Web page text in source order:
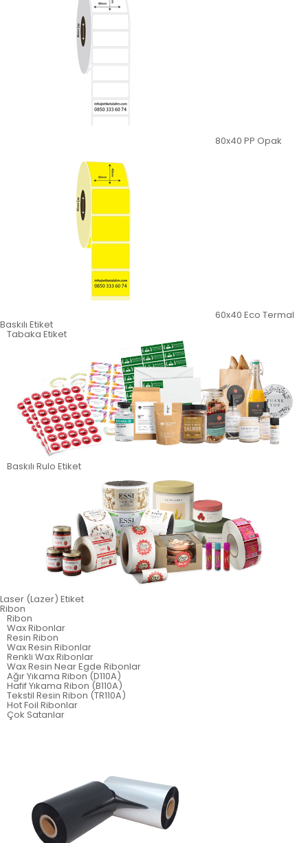
80x40 PP Opak
60x40 Eco Termal
Baskılı Etiket
Tabaka Etiket
Baskılı Rulo Etiket
Laser (Lazer) Etiket
Ribon
Ribon
Wax Ribonlar
Resin Ribon
Wax Resin Ribonlar
Renkli Wax Ribonlar
Wax Resin Near Egde Ribonlar
Ağır Yıkama Ribon (D110A)
Hafif Yıkama Ribon (B110A)
Tekstil Resin Ribon (TR110A)
Hot Foil Ribonlar
Çok Satanlar